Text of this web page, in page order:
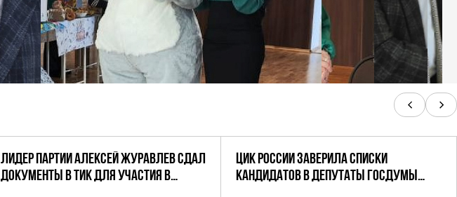
ЛИДЕР ПАРТИИ АЛЕКСЕЙ ЖУРАВЛЕВ СДАЛ
ДОКУМЕНТЫ В ТИК ДЛЯ УЧАСТИЯ В
ЦИК РОССИИ ЗАВЕРИЛА СПИСКИ
КАНДИДАТОВ В ДЕПУТАТЫ ГОСДУМЫ